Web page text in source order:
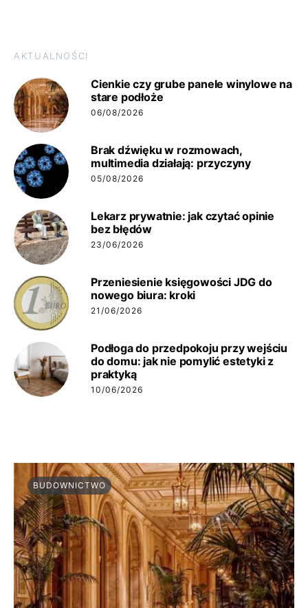
AKTUALNOŚCI
Cienkie czy grube panele winylowe na
stare podłoże
06/08/2026
Brak dźwięku w rozmowach,
multimedia działają: przyczyny
05/08/2026
Lekarz prywatnie: jak czytać opinie
bez błędów
23/06/2026
Przeniesienie księgowości JDG do
nowego biura: kroki
21/06/2026
Podłoga do przedpokoju przy wejściu
do domu: jak nie pomylić estetyki z
praktyką
10/06/2026
BUDOWNICTWO